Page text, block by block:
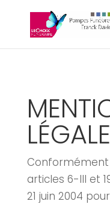
Conformément
articles 6-III et
21 juin 2004